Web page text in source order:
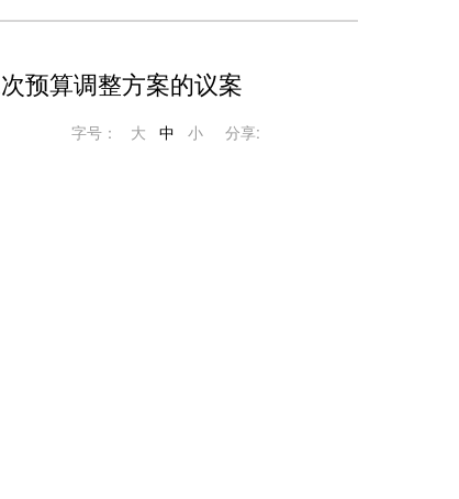
预算调整方案的议案
分享:
字号： 大 中 小